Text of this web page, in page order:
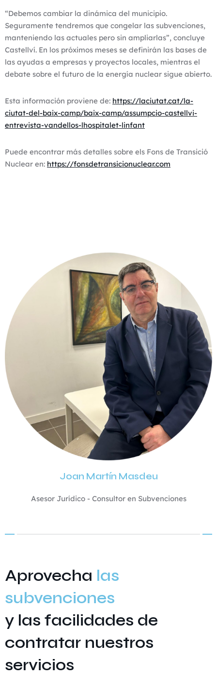
“Debemos cambiar la dinámica del municipio.
Seguramente tendremos que congelar las subvenciones,
manteniendo las actuales pero sin ampliarlas”, concluye
Castellví. En los próximos meses se definirán las bases de
las ayudas a empresas y proyectos locales, mientras el
debate sobre el futuro de la energía nuclear sigue abierto.
Esta información proviene de: https://laciutat.cat/la-
ciutat-del-baix-camp/baix-camp/assumpcio-castellvi-
entrevista-vandellos-lhospitalet-linfant
Puede encontrar más detalles sobre els Fons de Transició
Nuclear en: https://fonsdetransicionuclear.com
Joan Martín Masdeu
Asesor Jurídico - Consultor en Subvenciones
Aprovecha las
subvenciones
y las facilidades de
contratar nuestros
servicios